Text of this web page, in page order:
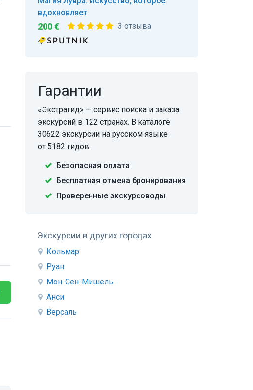
вдохновляет
200 € 3 отзыва
Гарантии
«Экстрагид» — сервис поиска и заказа
экскурсий в 122 странах. В каталоге
30622 экскурсии на русском языке
от 5182 гидов.
Безопасная оплата
Бесплатная отмена бронирования
Проверенные экскурсоводы
Экскурсии в других городах
Кольмар
Руан
Мон-Сен-Мишель
Анси
Версаль